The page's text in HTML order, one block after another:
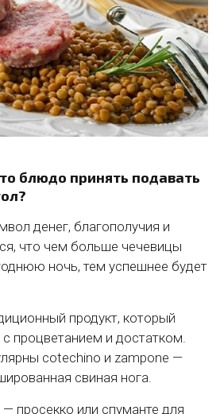
блюдо принять подавать
денег, благополучия и
что чем больше чечевицы
ночь, тем успешнее будет
продукт, который
с процветанием и достатком.
cotechino и zampone —
свиная нога.
просекко или спуманте для